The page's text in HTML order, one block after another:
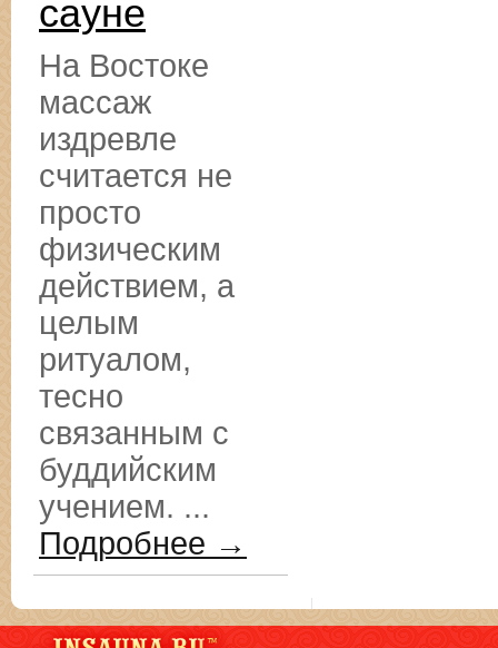
сауне
На Востоке
массаж
издревле
считается не
просто
физическим
действием, а
целым
ритуалом,
тесно
связанным с
буддийским
учением. ...
Подробнее →